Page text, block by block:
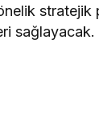
stratejik
sağlayacak.